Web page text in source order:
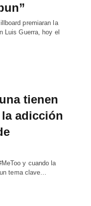
premiaran la
Luis Guerra, hoy el
tienen
adicción
y cuando la
tema clave…